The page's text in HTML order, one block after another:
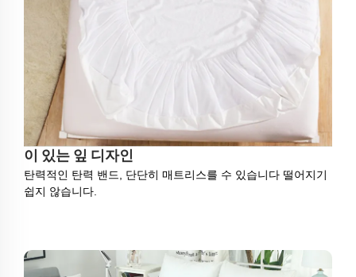
이 있는 잎 디자인
탄력적인 탄력 밴드, 단단히 매트리스를 수 있습니다 떨어지기
쉽지 않습니다.